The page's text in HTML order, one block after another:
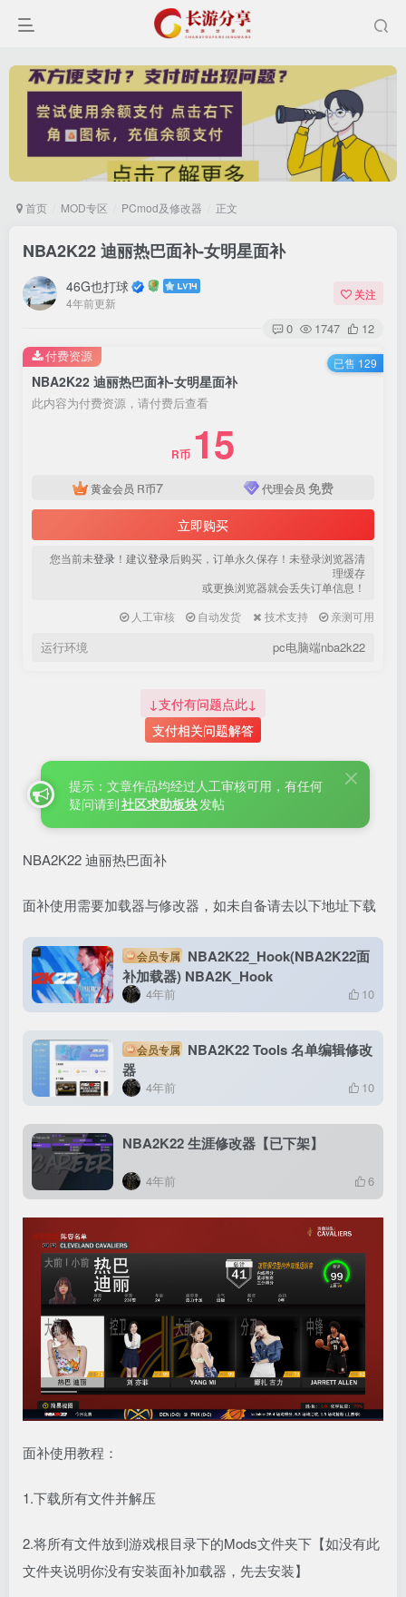
首页 MOD专区 PCmod及修改器 正文
NBA2K22 迪丽热巴面补-女明星面补
46G也打球
4年前更新
关注
0 1747 12
NBA2K22 迪丽热巴面补-女明星面补
此内容为付费资源，请付费后查看
R币 15
黄金会员 R币7 代理会员 免费
立即购买
您当前未登录 ！建议登录后购买，订单永久保存！未登录浏览器清
理缓存
或更换浏览器就会丢失订单信息！
人工审核
自动发货 技术支持 亲测可用
运行环境 pc电脑端nba2k22
付费资源 已售 129
↓支付有问题点此↓
支付相关问题解答
提示：文章作品均经过人工审核可用，有任何
疑问请到社区求助板块发帖
NBA2K22 迪丽热巴面补
面补使用需要加载器与修改器，如未自备请去以下地址下载
会员专属 NBA2K22_Hook(NBA2K22面
补加载器) NBA2K_Hook
4年前 10
会员专属 NBA2K22 Tools 名单编辑修改
器
4年前 10
NBA2K22 生涯修改器【已下架】
4年前 6
面补使用教程：
1.下载所有文件并解压
2.将所有文件放到游戏根目录下的Mods文件夹下【如没有此
文件夹说明你没有安装面补加载器，先去安装】
登录
用户名或邮箱
找回密码
社交账号登录
微信登录
使用社交账号登录即表示同意 用户协议 隐私声明